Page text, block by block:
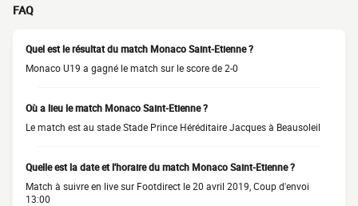
FAQ
Quel est le résultat du match Monaco Saint-Etienne ?
Monaco U19 a gagné le match sur le score de 2-0
Où a lieu le match Monaco Saint-Etienne ?
Le match est au stade Stade Prince Héréditaire Jacques à Beausoleil
Quelle est la date et l'horaire du match Monaco Saint-Etienne ?
Match à suivre en live sur Footdirect le 20 avril 2019, Coup d'envoi
13:00